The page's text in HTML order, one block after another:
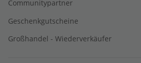
Communitypartner
Geschenkgutscheine
Großhandel - Wiederverkäufer